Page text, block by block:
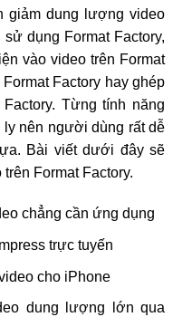
giảm dung lượng video
dụng Format Factory,
vào video trên Format
Factory hay ghép
Từng tính năng
nên người dùng rất dễ
Bài viết dưới đây sẽ
Format Factory.
chẳng cần ứng dụng
trực tuyến
cho iPhone
dung lượng lớn qua